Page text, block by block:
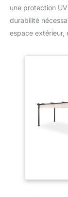
une protection
durabilité
espace extérieur,